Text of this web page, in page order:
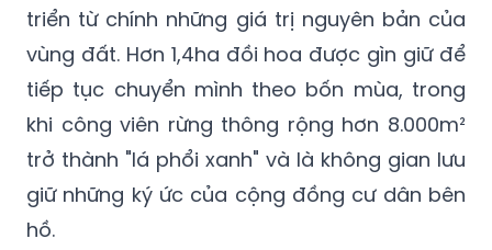
triển từ chính những giá trị nguyên bản của
vùng đất. Hơn 1,4ha đồi hoa được gìn giữ để
tiếp tục chuyển mình theo bốn mùa, trong
khi công viên rừng thông rộng hơn 8.000m²
trở thành "lá phổi xanh" và là không gian lưu
giữ những ký ức của cộng đồng cư dân bên
hồ.